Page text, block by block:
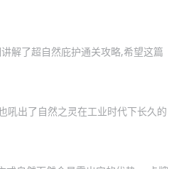
解了超自然庇护通关攻略,希望这篇
吼出了自然之灵在工业时代下长久的